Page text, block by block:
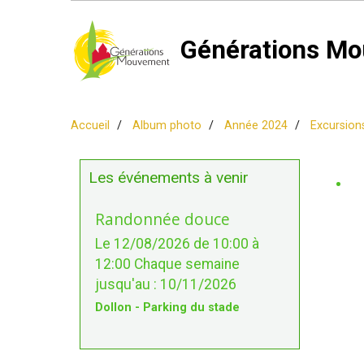
Générations
Accueil Album photo Année 2024
.
Les événements à venir
Randonnée douce
Le 12/08/2026 de 10:00 à
12:00 Chaque semaine
jusqu'au : 10/11/2026
Dollon - Parking du stade